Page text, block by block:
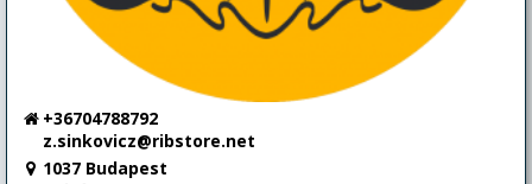
+36704788792
z.sinkovicz@ribstore.net
1037 Budapest